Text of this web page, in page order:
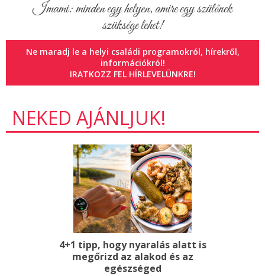
Imami: minden egy helyen, amire egy szülőnek
szüksége lehet!
Ne maradj le a helyi családi programokról, hírekről,
információkról!
IRATKOZZ FEL HÍRLEVELÜNKRE!
NEKED AJÁNLJUK!
4+1 tipp, hogy nyaralás alatt is
megőrizd az alakod és az
egészséged